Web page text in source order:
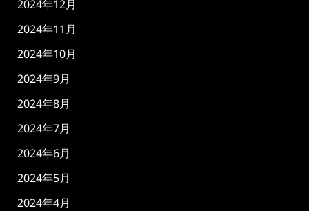
2024年12月
2024年11月
2024年10月
2024年9月
2024年8月
2024年7月
2024年6月
2024年5月
2024年4月